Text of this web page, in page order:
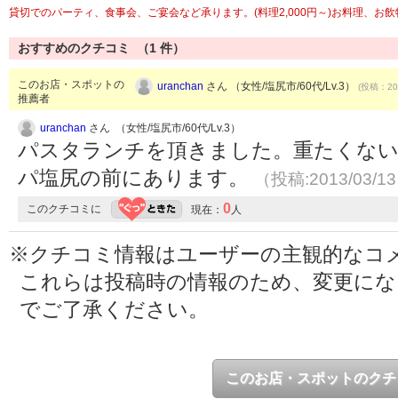
貸切でのパーティ、食事会、ご宴会など承ります。(料理2,000円～)お料理、お
おすすめのクチコミ （1 件）
このお店・スポットの
推薦者
uranchan さん （女性/塩尻市/60代/Lv.3） (投稿：
uranchan さん （女性/塩尻市/60代/Lv.3）
パスタランチを頂きました。重たくな
パ塩尻の前にあります。
（投稿:2013/03/
このクチコミに 現在： 0人
※クチコミ情報はユーザーの主観的なコ
これらは投稿時の情報のため、変更に
でご了承ください。
このお店・スポットのク